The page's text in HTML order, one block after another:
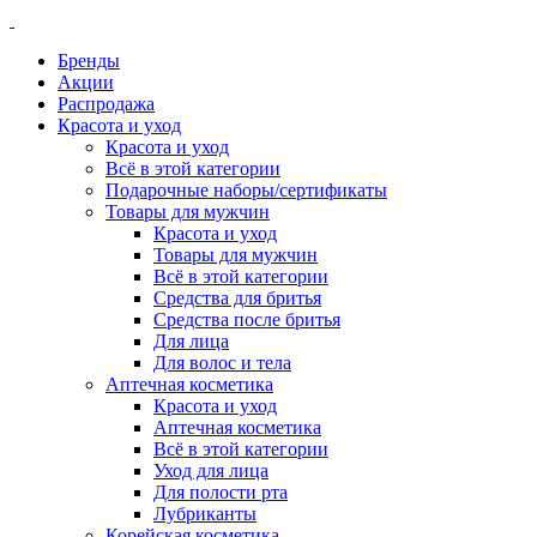
Бренды
Акции
Распродажа
Красота и уход
Красота и уход
Всё в этой категории
Подарочные наборы/сертификаты
Товары для мужчин
Красота и уход
Товары для мужчин
Всё в этой категории
Средства для бритья
Средства после бритья
Для лица
Для волос и тела
Аптечная косметика
Красота и уход
Аптечная косметика
Всё в этой категории
Уход для лица
Для полости рта
Лубриканты